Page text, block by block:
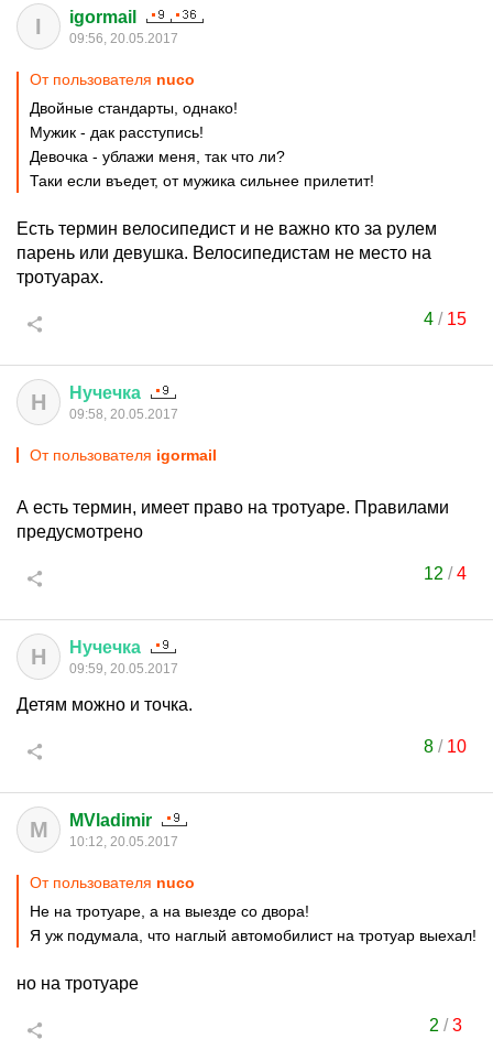
I igormail
09:56, 20.05.2017
От пользователя nuco
Двойные стандарты, однако!
Мужик - дак расступись!
Девочка - ублажи меня, так что ли?
Таки если въедет, от мужика сильнее прилетит!
Есть термин велосипедист и не важно кто за рулем
парень или девушка. Велосипедистам не место на
тротуарах.
4 / 15
Н Нучечка
09:58, 20.05.2017
От пользователя igormail
А есть термин, имеет право на тротуаре. Правилами
предусмотрено
12 /4
Н Нучечка
09:59, 20.05.2017
Детям можно и точка.
8 / 10
M MVladimir
10:12, 20.05.2017
От пользователя nuco
Не на тротуаре, а на выезде со двора!
Я уж подумала, что наглый автомобилист на тротуар выехал!
но на тротуаре
2 /3